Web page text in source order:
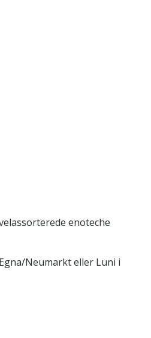
enoteche
Neumarkt eller Luni i